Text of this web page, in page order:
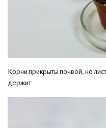
Корни прикрыты почвой, но
держит: